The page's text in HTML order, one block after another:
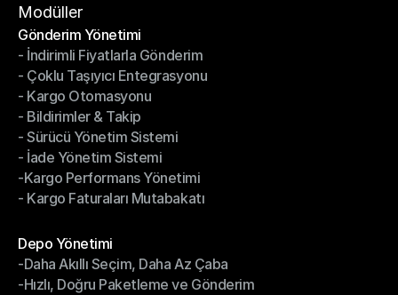
Hizmet Şartları
Modüller
Gönderim Yönetimi
Gönderim Yönetimi
- İndirimli Fiyatlarla Gönderim
- İndirimli Fiyatlarla Gönderim
- Çoklu Taşıyıcı Entegrasyonu
- Çoklu Taşıyıcı Entegrasyonu
- Kargo Otomasyonu
- Kargo Otomasyonu
- Bildirimler & Takip
- Bildirimler & Takip
- Sürücü Yönetim Sistemi
- Sürücü Yönetim Sistemi
- İade Yönetim Sistemi
- İade Yönetim Sistemi
-Kargo Performans Yönetimi
-Kargo Performans Yönetimi
- Kargo Faturaları Mutabakatı
Depo Yönetimi
Depo Yönetimi
-Daha Akıllı Seçim, Daha Az Çaba
-Daha Akıllı Seçim, Daha Az Çaba
-Hızlı, Doğru Paketleme ve Gönderim